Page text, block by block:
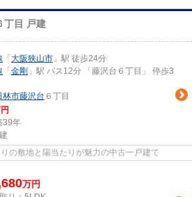
丁目 戸建
「 大阪狭山市 」駅 徒歩24分
「 金剛 」駅 バス12分 「藤沢台６丁目」 停歩3
林市藤沢台 ６丁目
39年
の敷地と陽当たりが魅力の中古一戸建て
万円